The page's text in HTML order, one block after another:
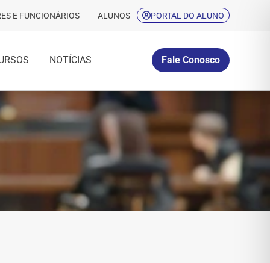
E FUNCIONÁRIOS ALUNOS PORTAL DO ALUNO
NOTÍCIAS Fale Conosco